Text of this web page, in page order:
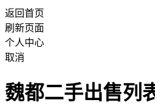
返回首页
刷新页面
个人中心
取消
魏都二手出售列